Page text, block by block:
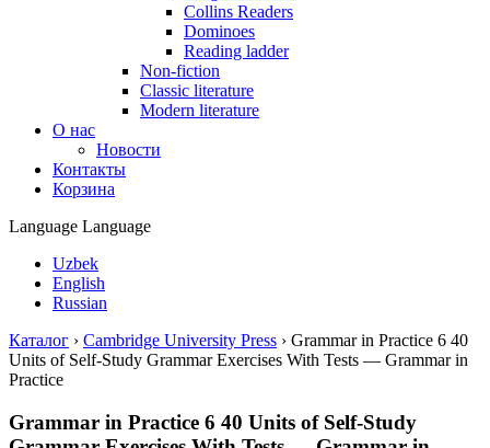
Collins Readers
Dominoes
Reading ladder
Non-fiction
Classic literature
Modern literature
О нас
Новости
Контакты
Корзина
Language Language
Uzbek
English
Russian
Каталог › Cambridge University Press › Grammar in Practice 6 40
Units of Self-Study Grammar Exercises With Tests — Grammar in
Practice
Grammar in Practice 6 40 Units of Self-Study